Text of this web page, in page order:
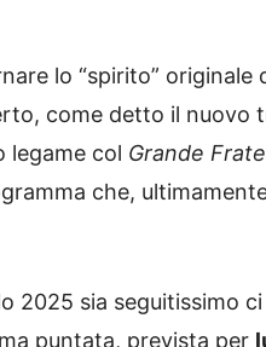
lo “spirito” originale
come detto il nuovo
legame col Grande
che,
2025 sia seguitissimo
puntata, prevista per